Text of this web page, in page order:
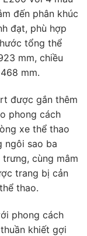
đến phân khúc
đạt, phù hợp
tổng thể
mm, chiều
mm.
được gắn thêm
phong cách
xe thể thao
ngôi sao ba
cùng mâm
trang bị cản
thao.
phong cách
khiết gợi